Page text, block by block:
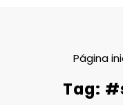
Página
Tag: